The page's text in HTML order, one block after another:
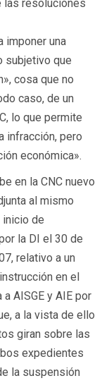
las resoluciones
imponer una
subjetivo que
cosa que no
caso, de un
lo que permite
infracción, pero
económica».
en la CNC nuevo
al mismo
inicio de
la DI el 30 de
relativo a un
en el
AISGE y AIE por
a la vista de ello
giran sobre las
expedientes
la suspensión